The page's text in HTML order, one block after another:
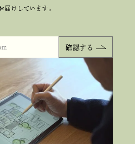
届けしています。